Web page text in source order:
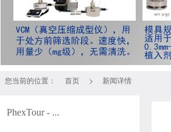
您当前的位置： 首页 > 新闻详情
PhexTour - ...